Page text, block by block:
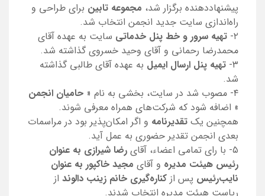
پیشنهاددهنده برگزار شد، مجموعه تابین برای طراحی و
راه‌اندازی سایت جدید انجمن انتخاب شد.
۲- تهیه سرور و خط پنل خدماتی سایت به عهده آقای
محمدرضا رحمانی و آقای وحید خسروی گذاشته شد.
۳- تهیه پنل ارسال ایمیل به عهده آقای طالبی گذاشته
شد.
۴- مصوب شد در سایت، بخشی به نام «
حامیان انجمن
» اضافه شود که شرکت‌های همراه معرفی شوند.
همچنین یک تقدیرنامه و اگر امکان‌پذیر بود در مراسمات
بعدی انجمن تقدیر حضوری به عمل آید.
۵- با رای تمامی اعضاء، آقای
رضا شیرازی به عنوان
رئیس هیئت مدیره و آقای مجید خاکپور به عنوان
نایب‌رئیس پس از کناره‌گیری خانم زینب دالوند از
ریاست هیئت مدیره انتخاب شدند.